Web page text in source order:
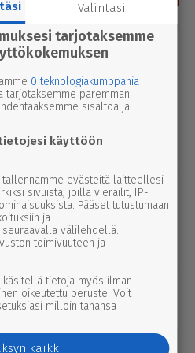
Kuukausi
Parkanon ase­man­
tuli Kaakkois-
on
myös täällä
ala­ker­rassa vesi­va­
– toi­min­toja jär­jes­
uusiksi
Valintasi
tarjotaksemme
0 teknologiakumppania
tarjotaksemme paremman
sisältöä ja
käyttöön
tallennamme evästeitä laitteellesi
sivuista, joilla vierailit, IP-
Pääset tutustumaan
ja
välilehdellä.
toimivuuteen ja
käsitellä tietoja myös ilman
oikeutettu peruste. Voit
milloin tahansa
kaikki